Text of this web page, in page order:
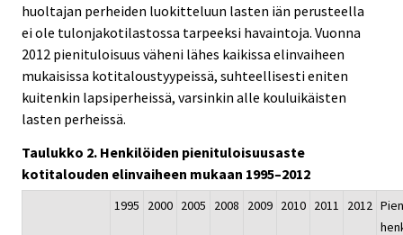
huoltajan perheiden luokitteluun lasten iän perusteella
ei ole tulonjakotilastossa tarpeeksi havaintoja. Vuonna
2012 pienituloisuus väheni lähes kaikissa elinvaiheen
mukaisissa kotitaloustyypeissä, suhteellisesti eniten
kuitenkin lapsiperheissä, varsinkin alle kouluikäisten
lasten perheissä.
Taulukko 2. Henkilöiden pienituloisuusaste
kotitalouden elinvaiheen mukaan 1995–2012
1995 2000 2005 2008 2009 2010 2011 2012